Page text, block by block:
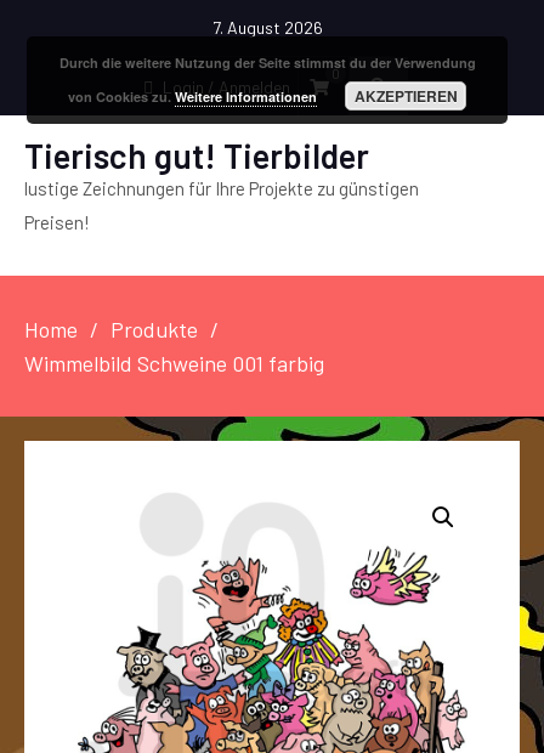
7. August 2026
Login / Anmelden
0
Tierisch gut! Tierbilder
lustige Zeichnungen für Ihre Projekte zu günstigen
Preisen!
Home
Produkte
Wimmelbild Schweine 001 farbig
Durch die weitere Nutzung der Seite stimmst du der Verwendung
von Cookies zu.Weitere Informationen AKZEPTIEREN